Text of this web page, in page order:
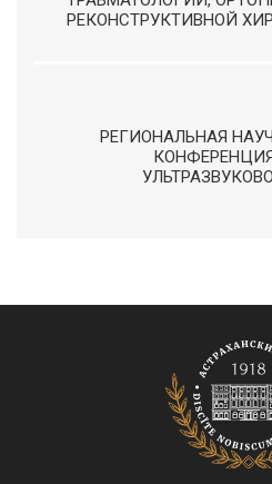
РЕКОНСТРУКТИВНОЙ
РЕГИОНАЛЬНАЯ